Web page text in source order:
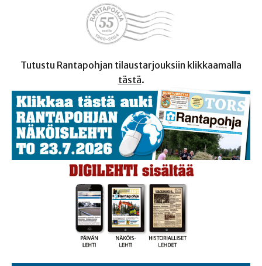
Tutustu Rantapohjan tilaustarjouksiin klikkaamalla
tästä.